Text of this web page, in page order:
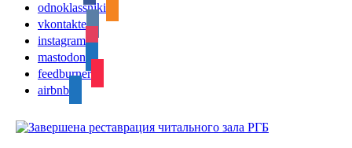
odnoklassniki
vkontakte
instagram
mastodon
feedburner
airbnb